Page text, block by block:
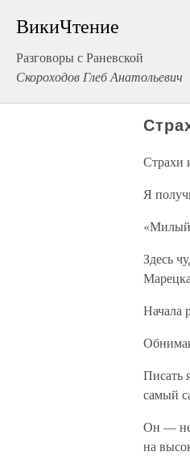
ВикиЧтение
Разговоры с Раневской
Скороходов Глеб Анатольевич
Страхи
Я
«Милый
Здесь
Начала
Писать
самый
Он —
на